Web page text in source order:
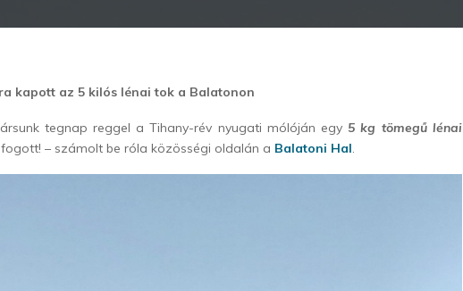
kapott az 5 kilós lénai tok a Balatonon
tegnap reggel a Tihany-rév nyugati mólóján egy 5 kg tömegű lénai
– számolt be róla közösségi oldalán a Balatoni Hal.